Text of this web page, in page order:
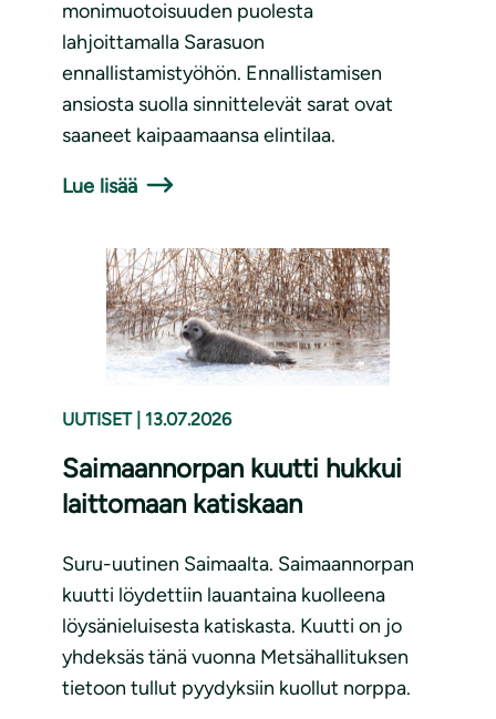
monimuotoisuuden puolesta
lahjoittamalla Sarasuon
ennallistamistyöhön. Ennallistamisen
ansiosta suolla sinnittelevät sarat ovat
saaneet kaipaamaansa elintilaa.
Lue lisää
UUTISET 13.07.2026
Saimaannorpan kuutti hukkui
laittomaan katiskaan
Suru-uutinen Saimaalta. Saimaannorpan
kuutti löydettiin lauantaina kuolleena
löysänieluisesta katiskasta. Kuutti on jo
yhdeksäs tänä vuonna Metsähallituksen
tietoon tullut pyydyksiin kuollut norppa.